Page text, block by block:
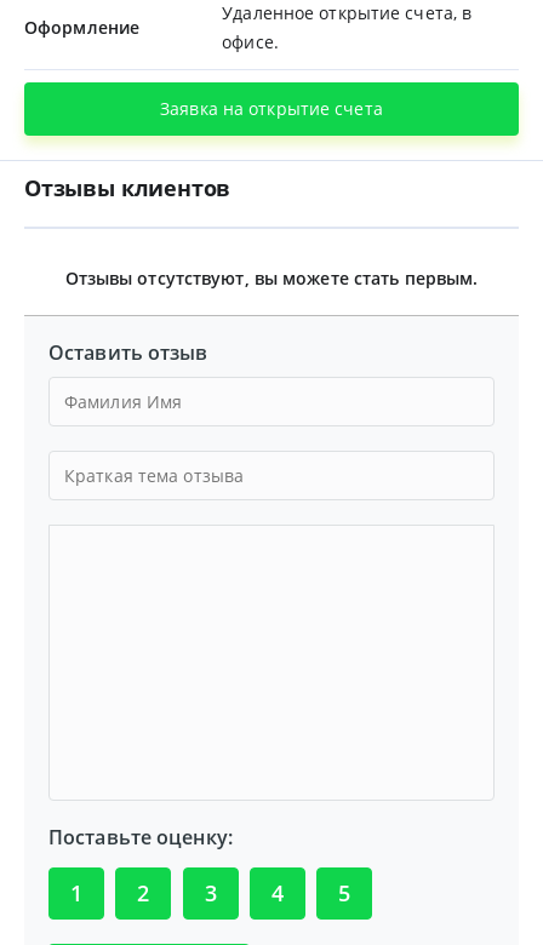
Оформление
Удаленное открытие счета, в
офисе.
Заявка на открытие счета
Отзывы клиентов
Отзывы отсутствуют, вы можете стать первым.
Оставить отзыв
Поставьте оценку:
1 2 3 4 5